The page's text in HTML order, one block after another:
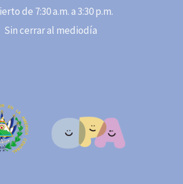
de 7:30 a.m. a 3:30 p.m.
Sin cerrar al mediodía